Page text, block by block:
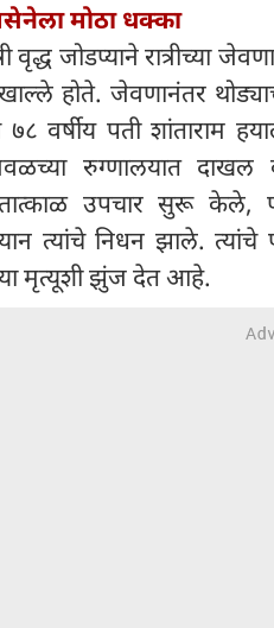
मोठा धक्का
वृद्ध जोडप्याने
होते. जेवणानंतर
वर्षीय पती शांताराम
रुग्णालयात
तात्काळ उपचार सुरू केले,
त्यांचे निधन झाले.
मृत्यूशी झुंज देत आहे.